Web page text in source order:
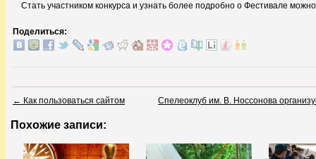
Стать участником конкурса и узнать более подробно о Фестивале
Поделиться:
← Как пользоваться сайтом Спелеоклуб им. В. Носсонова
Похожие записи: